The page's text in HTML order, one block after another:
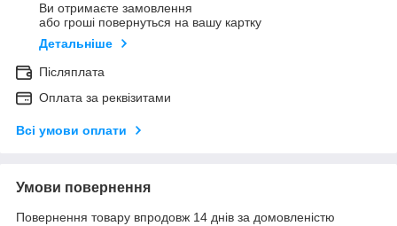
Ви отримаєте замовлення
або гроші повернуться на вашу картку
Детальніше
Післяплата
Оплата за реквізитами
Всі умови оплати
Умови повернення
Повернення товару впродовж 14 днів за домовленістю